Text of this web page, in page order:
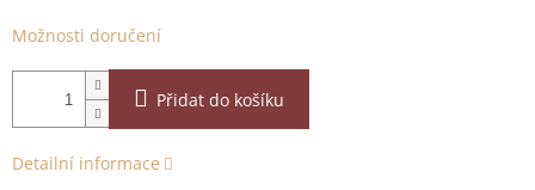
Možnosti doručení
Přidat do košíku
Detailní informace